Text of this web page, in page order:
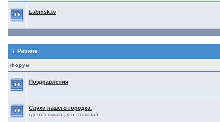
Labinsk.tv
Разное
Форум
Поздравления
Слухи нашего городка.
где-то слышал, кто-то сказал